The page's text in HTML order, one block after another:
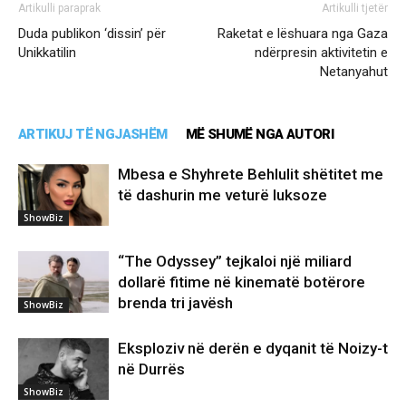
Artikulli paraprak
Duda publikon ‘dissin’ për
Unikkatilin
Artikulli tjetër
Raketat e lëshuara nga Gaza
ndërpresin aktivitetin e
Netanyahut
ARTIKUJ TË NGJASHËM MË SHUMË NGA AUTORI
ShowBiz
Mbesa e Shyhrete Behlulit shëtitet me
të dashurin me veturë luksoze
ShowBiz
“The Odyssey” tejkaloi një miliard
dollarë fitime në kinematë botërore
brenda tri javësh
ShowBiz
Eksploziv në derën e dyqanit të Noizy-t
në Durrës